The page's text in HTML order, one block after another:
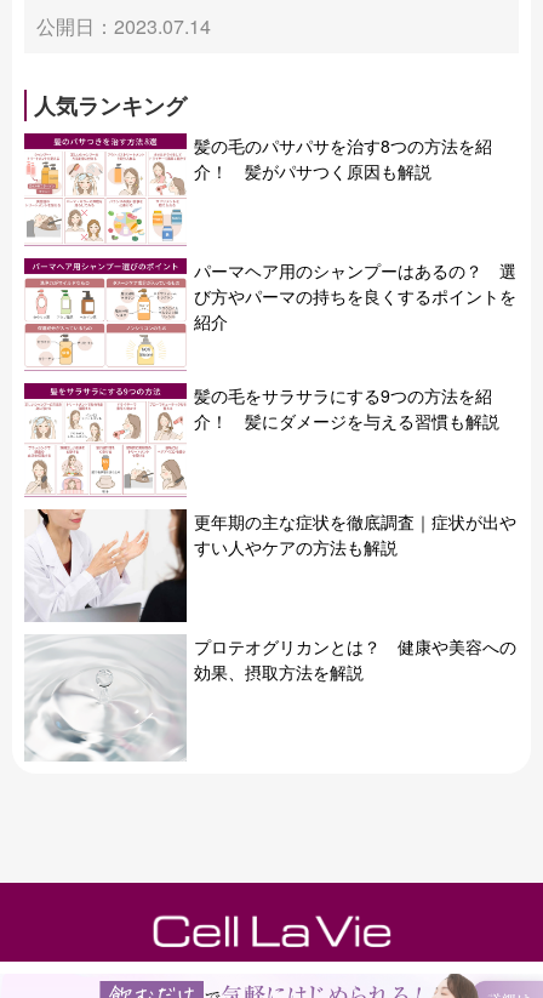
公開日：2023.07.14
人気ランキング
髪の毛のパサパサを治す8つの方法を紹
介！ 髪がパサつく原因も解説
パーマヘア用のシャンプーはあるの？ 選
び方やパーマの持ちを良くするポイントを
紹介
髪の毛をサラサラにする9つの方法を紹
介！ 髪にダメージを与える習慣も解説
更年期の主な症状を徹底調査｜症状が出や
すい人やケアの方法も解説
プロテオグリカンとは？ 健康や美容への
効果、摂取方法を解説
運営会社 フラコラ公式オンラインショップ